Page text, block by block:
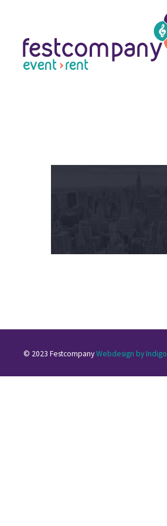
© 2023 FestcompanyWebdesign by Indigo